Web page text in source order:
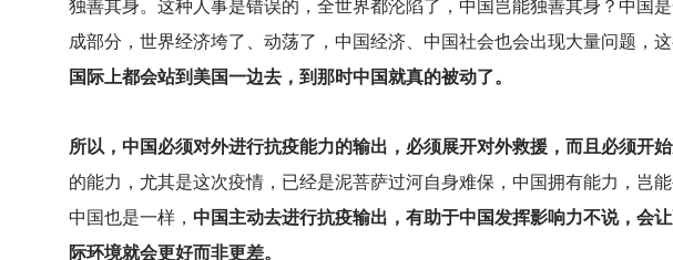
独善其身。这种人事是错误的，全世界都沦陷了，中国岂能独善其身？中国
成部分，世界经济垮了、动荡了，中国经济、中国社会也会出现大量问题，这
国际上都会站到美国一边去，到那时中国就真的被动了。
所以，中国必须对外进行抗疫能力的输出，必须展开对外救援，而且必须开
的能力，尤其是这次疫情，已经是泥菩萨过河自身难保，中国拥有能力，岂
中国也是一样， 中国主动去进行抗疫输出，有助于中国发挥影响力不说，会
际环境就会更好而非更差。